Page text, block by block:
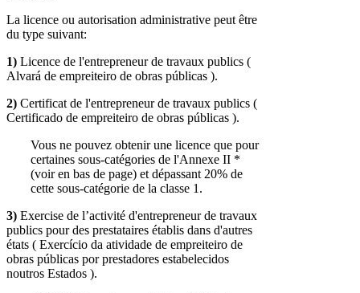
La licence ou autorisation administrative peut être
du type suivant:
1) Licence de l'entrepreneur de travaux publics (
Alvará de empreiteiro de obras públicas ).
2) Certificat de l'entrepreneur de travaux publics (
Certificado de empreiteiro de obras públicas ).
Vous ne pouvez obtenir une licence que pour
certaines sous-catégories de l'Annexe II *
(voir en bas de page) et dépassant 20% de
cette sous-catégorie de la classe 1.
3) Exercise de l’activité d'entrepreneur de travaux
publics pour des prestataires établis dans d'autres
états ( Exercício da atividade de empreiteiro de
obras públicas por prestadores estabelecidos
noutros Estados ).